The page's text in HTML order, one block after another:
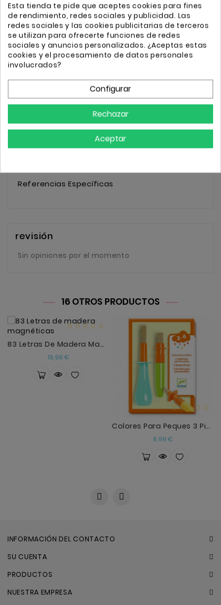
Transporte GRATIS a partir de 50€
Envio 24/72h
Referencia83030
Referencias Específicas
revisión
Sin opiniones por el momento
16 OTROS PRODUCTOS
83 Letras De Madera Magnéticas
19,99 €Precio
Colores Para Peques 3 Pinceles
6,99 €Precio
INFORMACIÓN DEL CONTACTO
SU CUENTA
PRODUCTOS
NUESTRA EMPRESA
Esta tienda te pide que aceptes cookies para fines
de rendimiento, redes sociales y publicidad. Las
redes sociales y las cookies publicitarias de terceros
se utilizan para ofrecerte funciones de redes
sociales y anuncios personalizados. ¿Aceptas estas
cookies y el procesamiento de datos personales
involucrados?
Configurar
Rechazar
Aceptar